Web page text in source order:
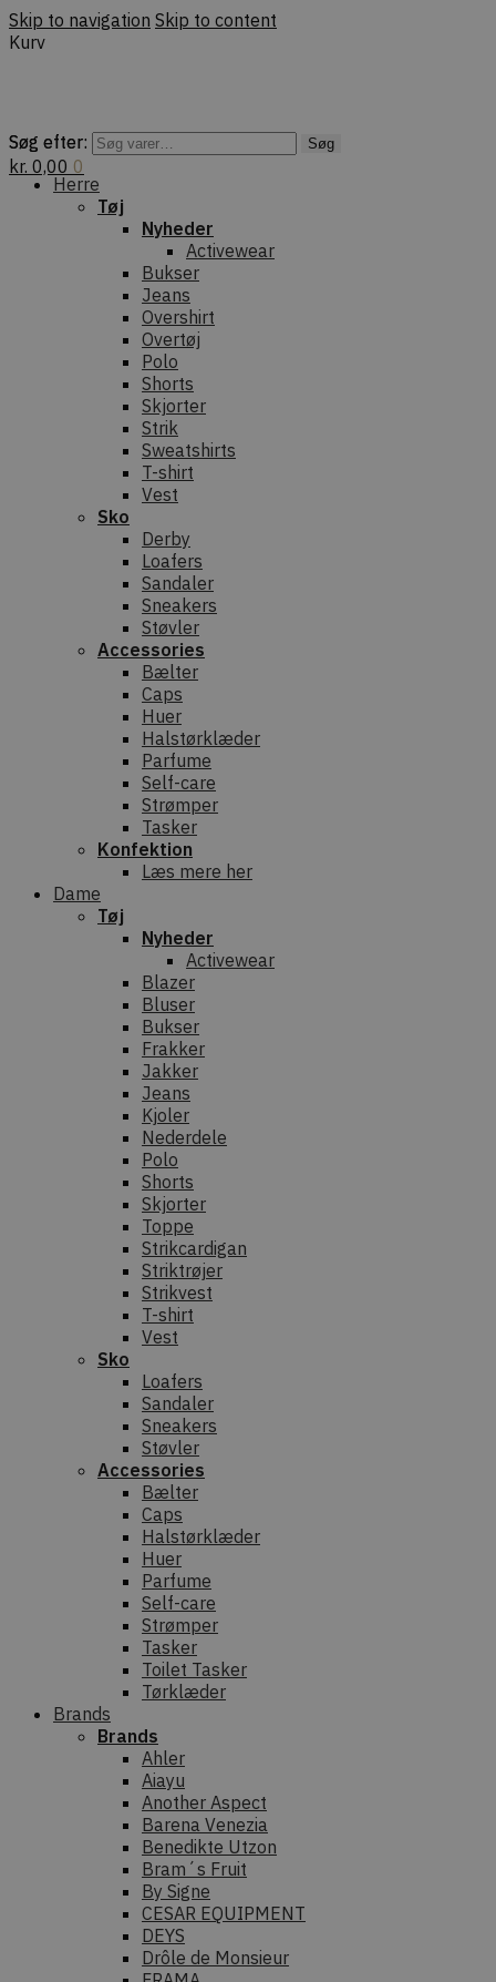
Skip to navigation Skip to content
Kurv
Søg efter: Søg
kr. 0,00 0
Søg efter: Søg
Herre
Tøj
Nyheder
Activewear
Bukser
Jeans
Overshirt
Overtøj
Polo
Shorts
Skjorter
Strik
Sweatshirts
T-shirt
Vest
Sko
Derby
Loafers
Sandaler
Sneakers
Støvler
Accessories
Bælter
Caps
Huer
Halstørklæder
Parfume
Self-care
Strømper
Tasker
Konfektion
Læs mere her
Dame
Tøj
Nyheder
Activewear
Blazer
Bluser
Bukser
Frakker
Jakker
Jeans
Kjoler
Nederdele
Polo
Shorts
Skjorter
Toppe
Strikcardigan
Striktrøjer
Strikvest
T-shirt
Vest
Sko
Loafers
Sandaler
Sneakers
Støvler
Accessories
Bælter
Caps
Halstørklæder
Huer
Parfume
Self-care
Strømper
Tasker
Toilet Tasker
Tørklæder
Brands
Brands
Ahler
Aiayu
Another Aspect
Barena Venezia
Benedikte Utzon
Bram´s Fruit
By Signe
CESAR EQUIPMENT
DEYS
Drôle de Monsieur